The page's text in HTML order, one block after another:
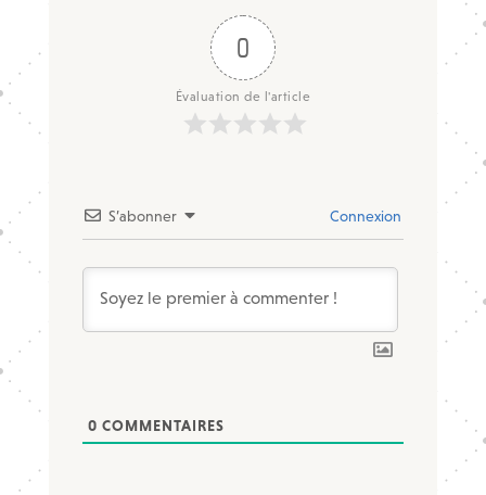
0
Évaluation de l'article
S’abonner Connexion
0 COMMENTAIRES